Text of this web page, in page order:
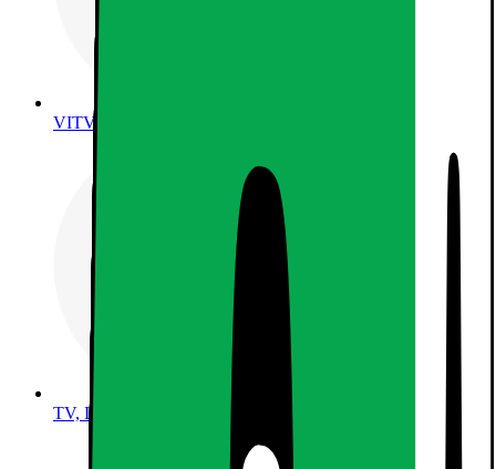
VITVAROR
TV, LJUD & SMART HEM